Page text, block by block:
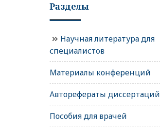
Разделы
Научная литература для
специалистов
Материалы конференций
Авторефераты диссертаций
Пособия для врачей